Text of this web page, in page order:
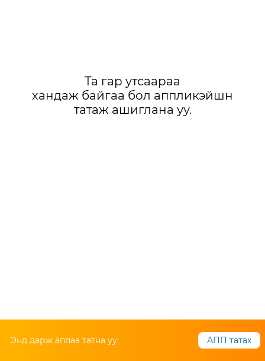
Та гар утсаараа
хандаж байгаа бол аппликэйшн
татаж ашиглана уу.
Энд дарж аппаа татна уу: АПП татах